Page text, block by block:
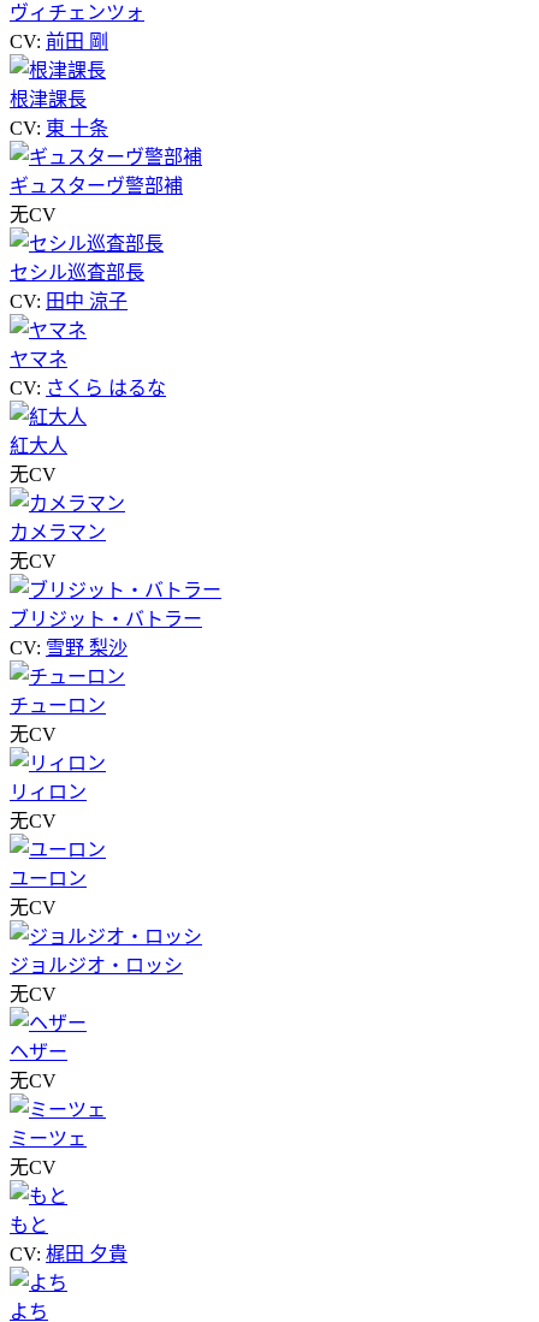
ヴィチェンツォ
CV: 前田 剛
根津課長
CV: 東 十条
ギュスターヴ警部補
无CV
セシル巡査部長
CV: 田中 涼子
ヤマネ
CV: さくら はるな
紅大人
无CV
カメラマン
无CV
ブリジット・バトラー
CV: 雪野 梨沙
チューロン
无CV
リィロン
无CV
ユーロン
无CV
ジョルジオ・ロッシ
无CV
ヘザー
无CV
ミーツェ
无CV
もと
CV: 梶田 夕貴
よち